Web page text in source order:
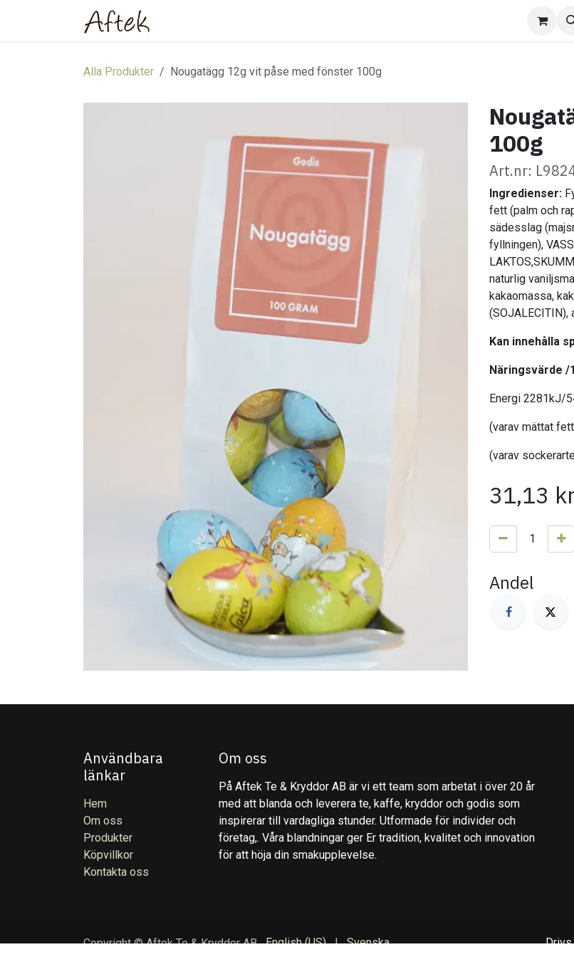
Alla Produkter Nougatägg 12g vit påse med fönster 100g
100g
Art.nr:
Ingredienser:
fett (palm och
sädesslag
fyllningen),
naturlig
kakaomassa,
(SOJALECITIN),
Kan innehålla
Näringsvärde /
Energi 2281kJ/
(varav mättat
(varav
31,13
Andel
Användbara
länkar
Hem
Om oss
Produkter
Köpvillkor
Kontakta oss
Om oss
På Aftek Te & Kryddor AB är vi ett team som arbetat i över 20 år
med att blanda och leverera te, kaffe, kryddor och godis som
inspirerar till vardagliga stunder. Utformade för individer och
företag,. Våra blandningar ger Er tradition, kvalitet och innovation
för att höja din smakupplevelse.
Copyright © Aftek Te & Kryddor AB English (US) | Svenska